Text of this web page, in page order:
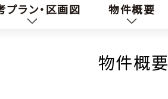
プラン・区画図 物件概要
物件概要